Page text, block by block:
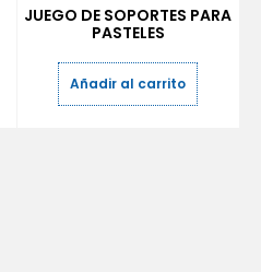
JUEGO DE SOPORTES PARA
PASTELES
Añadir al carrito